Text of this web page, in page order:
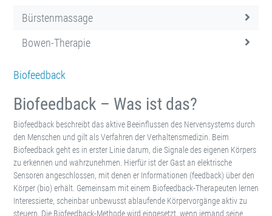
Bürstenmassage
Bowen-Therapie
Biofeedback
Biofeedback – Was ist das?
Biofeedback beschreibt das aktive Beeinflussen des Nervensystems durch
den Menschen und gilt als Verfahren der Verhaltensmedizin. Beim
Biofeedback geht es in erster Linie darum, die Signale des eigenen Körpers
zu erkennen und wahrzunehmen. Hierfür ist der Gast an elektrische
Sensoren angeschlossen, mit denen er Informationen (feedback) über den
Körper (bio) erhält. Gemeinsam mit einem Biofeedback-Therapeuten lernen
Interessierte, scheinbar unbewusst ablaufende Körpervorgänge aktiv zu
steuern. Die Biofeedback-Methode wird eingesetzt, wenn jemand seine